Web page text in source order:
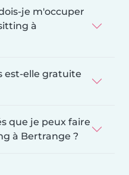
je m'occuper
à
est-elle gratuite
que je peux faire
à Bertrange ?